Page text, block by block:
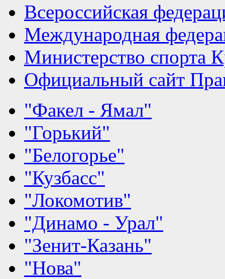
Всероссийская
Международная
Министерство спорта
Официальный сайт
"Факел - Ямал"
"Горький"
"Белогорье"
"Кузбасс"
"Локомотив"
"Динамо - Урал"
"Зенит-Казань"
"Нова"